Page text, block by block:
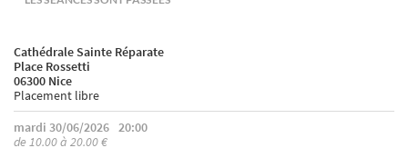
Cathédrale Sainte Réparate
Place Rossetti
06300 Nice
Placement libre
mardi 30/06/2026 20:00
de 10.00 à 20.00 €